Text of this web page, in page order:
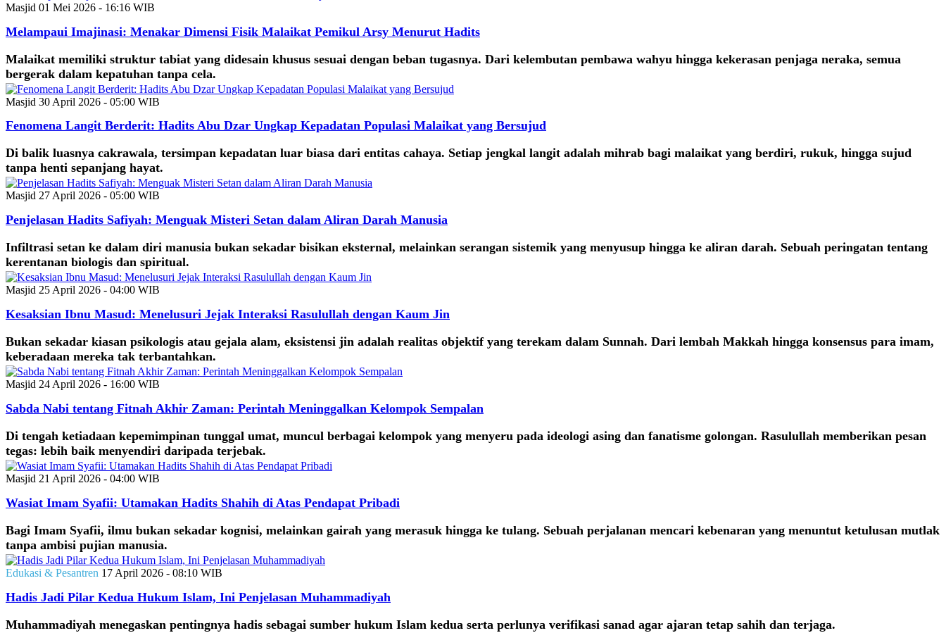
Masjid 01 Mei 2026 - 16:16 WIB
Melampaui Imajinasi: Menakar Dimensi Fisik Malaikat Pemikul Arsy Menurut Hadits
Malaikat memiliki struktur tabiat yang didesain khusus sesuai dengan beban tugasnya. Dari kelembutan pembawa wahyu hingga kekerasan penjaga neraka, semua
bergerak dalam kepatuhan tanpa cela.
Masjid 30 April 2026 - 05:00 WIB
Fenomena Langit Berderit: Hadits Abu Dzar Ungkap Kepadatan Populasi Malaikat yang Bersujud
Di balik luasnya cakrawala, tersimpan kepadatan luar biasa dari entitas cahaya. Setiap jengkal langit adalah mihrab bagi malaikat yang berdiri, rukuk, hingga sujud
tanpa henti sepanjang hayat.
Masjid 27 April 2026 - 05:00 WIB
Penjelasan Hadits Safiyah: Menguak Misteri Setan dalam Aliran Darah Manusia
Infiltrasi setan ke dalam diri manusia bukan sekadar bisikan eksternal, melainkan serangan sistemik yang menyusup hingga ke aliran darah. Sebuah peringatan tentang
kerentanan biologis dan spiritual.
Masjid 25 April 2026 - 04:00 WIB
Kesaksian Ibnu Masud: Menelusuri Jejak Interaksi Rasulullah dengan Kaum Jin
Bukan sekadar kiasan psikologis atau gejala alam, eksistensi jin adalah realitas objektif yang terekam dalam Sunnah. Dari lembah Makkah hingga konsensus para imam,
keberadaan mereka tak terbantahkan.
Masjid 24 April 2026 - 16:00 WIB
Sabda Nabi tentang Fitnah Akhir Zaman: Perintah Meninggalkan Kelompok Sempalan
Di tengah ketiadaan kepemimpinan tunggal umat, muncul berbagai kelompok yang menyeru pada ideologi asing dan fanatisme golongan. Rasulullah memberikan pesan
tegas: lebih baik menyendiri daripada terjebak.
Masjid 21 April 2026 - 04:00 WIB
Wasiat Imam Syafii: Utamakan Hadits Shahih di Atas Pendapat Pribadi
Bagi Imam Syafii, ilmu bukan sekadar kognisi, melainkan gairah yang merasuk hingga ke tulang. Sebuah perjalanan mencari kebenaran yang menuntut ketulusan mutlak
tanpa ambisi pujian manusia.
Edukasi & Pesantren 17 April 2026 - 08:10 WIB
Hadis Jadi Pilar Kedua Hukum Islam, Ini Penjelasan Muhammadiyah
Muhammadiyah menegaskan pentingnya hadis sebagai sumber hukum Islam kedua serta perlunya verifikasi sanad agar ajaran tetap sahih dan terjaga.